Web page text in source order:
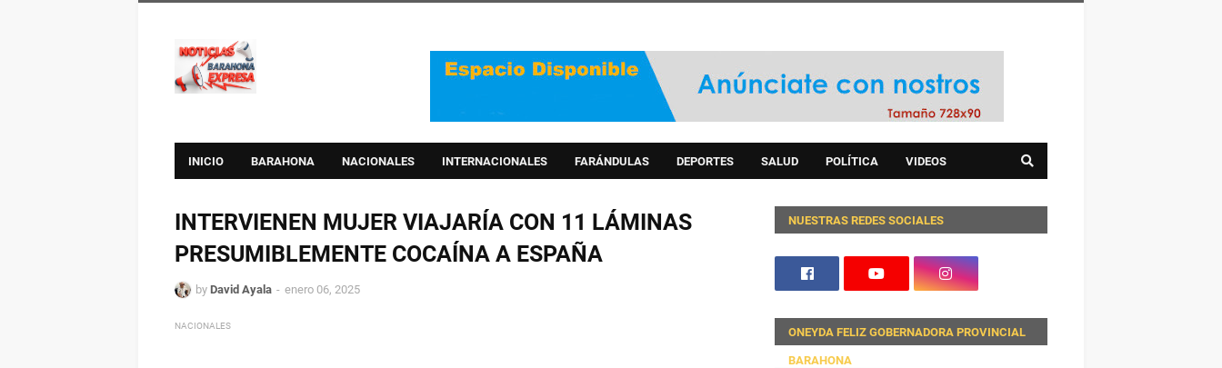
INICIO BARAHONA NACIONALES INTERNACIONALES FARÁNDULAS DEPORTES SALUD POLÍTICA VIDEOS
INTERVIENEN MUJER VIAJARÍA CON 11 LÁMINAS
PRESUMIBLEMENTE COCAÍNA A ESPAÑA
by David Ayala enero 06, 2025
NACIONALES
NUESTRAS REDES SOCIALES
ONEYDA FELIZ GOBERNADORA PROVINCIAL
BARAHONA